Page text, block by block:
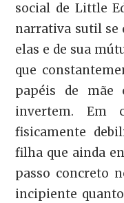
social de Little
narrativa sutil se
elas e de sua
que
papéis de
invertem. Em
fisicamente
filha que ainda
passo concreto
incipiente quanto